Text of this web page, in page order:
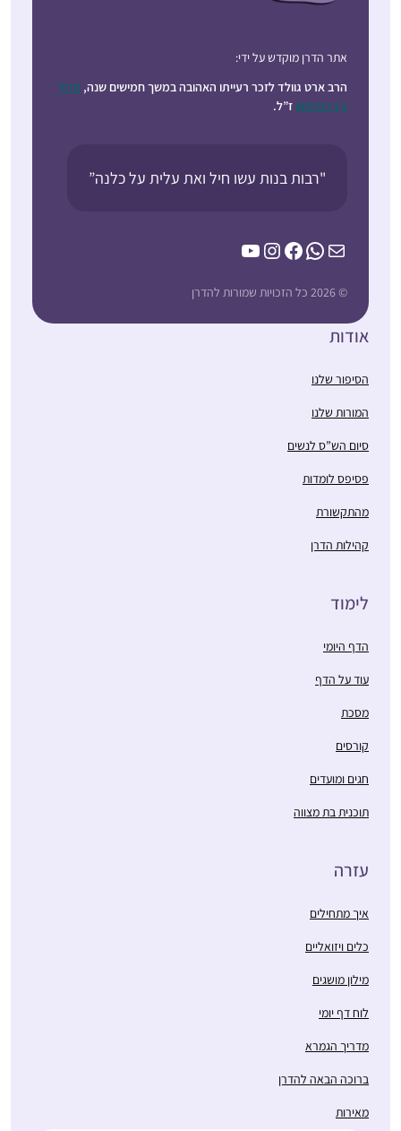
אתר הדרן מוקדש על ידי:
הרב ארט גוולד לזכר רעייתו האהובה במשך חמישים שנה, קרול
ג’וי רובינסון ז”ל.
"רבות בנות עשו חיל ואת עלית על כלנה”
Mail
WhatsApp
Facebook
Instagram
YouTube
© 2026 כל הזכויות שמורות להדרן
אודות
הסיפור שלנו
המורות שלנו
סיום הש”ס לנשים
פסיפס לומדות
מהתקשורת
קהילות הדרן
לימוד
הדף היומי
עוד על הדף
מסכת
קורסים
חגים ומועדים
תוכנית בת מצווה
עזרה
איך מתחילים
כלים ויזואליים
מילון מושגים
לוח דף יומי
מדריך הגמרא
ברוכה הבאה להדרן
מאירות